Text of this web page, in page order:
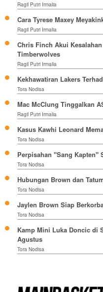
Ragil Putri Irmalia
Cara Tyrese Maxey
Ragil Putri Irmalia
Chris Finch Akui
Timberwolves
Ragil Putri Irmalia
Kekhawatiran Lakers
Tora Nodisa
Mac McClung Tinggalkan
Ragil Putri Irmalia
Kasus Kawhi Leonard
Tora Nodisa
Perpisahan "Sang Kapten"
Tora Nodisa
Hubungan Brown dan
Tora Nodisa
Jaylen Brown Siap
Tora Nodisa
Kamp Mini Luka Doncic di
Agustus
Tora Nodisa